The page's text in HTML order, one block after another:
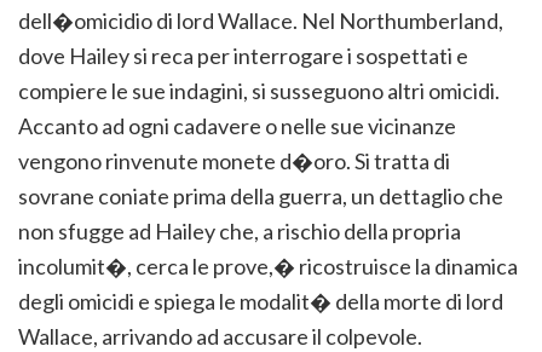
dell�omicidio di lord Wallace. Nel Northumberland,
dove Hailey si reca per interrogare i sospettati e
compiere le sue indagini, si susseguono altri omicidi.
Accanto ad ogni cadavere o nelle sue vicinanze
vengono rinvenute monete d�oro. Si tratta di
sovrane coniate prima della guerra, un dettaglio che
non sfugge ad Hailey che, a rischio della propria
incolumit�, cerca le prove,� ricostruisce la dinamica
degli omicidi e spiega le modalit� della morte di lord
Wallace, arrivando ad accusare il colpevole.